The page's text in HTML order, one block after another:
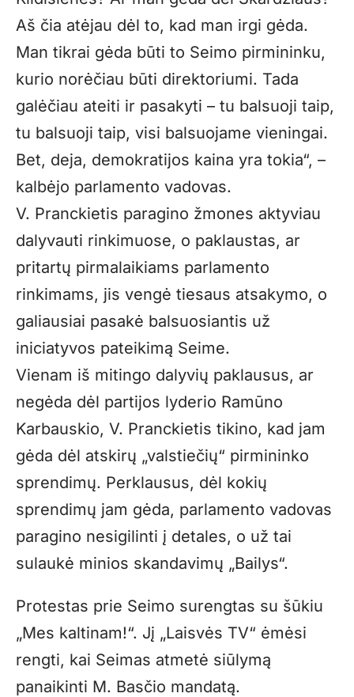
Aš čia atėjau dėl to, kad man irgi gėda.
Man tikrai gėda būti to Seimo pirmininku,
kurio norėčiau būti direktoriumi. Tada
galėčiau ateiti ir pasakyti – tu balsuoji taip,
tu balsuoji taip, visi balsuojame vieningai.
Bet, deja, demokratijos kaina yra tokia“, –
kalbėjo parlamento vadovas.
V. Pranckietis paragino žmones aktyviau
dalyvauti rinkimuose, o paklaustas, ar
pritartų pirmalaikiams parlamento
rinkimams, jis vengė tiesaus atsakymo, o
galiausiai pasakė balsuosiantis už
iniciatyvos pateikimą Seime.
Vienam iš mitingo dalyvių paklausus, ar
negėda dėl partijos lyderio Ramūno
Karbauskio, V. Pranckietis tikino, kad jam
gėda dėl atskirų „valstiečių“ pirmininko
sprendimų. Perklausus, dėl kokių
sprendimų jam gėda, parlamento vadovas
paragino nesigilinti į detales, o už tai
sulaukė minios skandavimų „Bailys“.
Protestas prie Seimo surengtas su šūkiu
„Mes kaltinam!“. Jį „Laisvės TV“ ėmėsi
rengti, kai Seimas atmetė siūlymą
panaikinti M. Basčio mandatą.